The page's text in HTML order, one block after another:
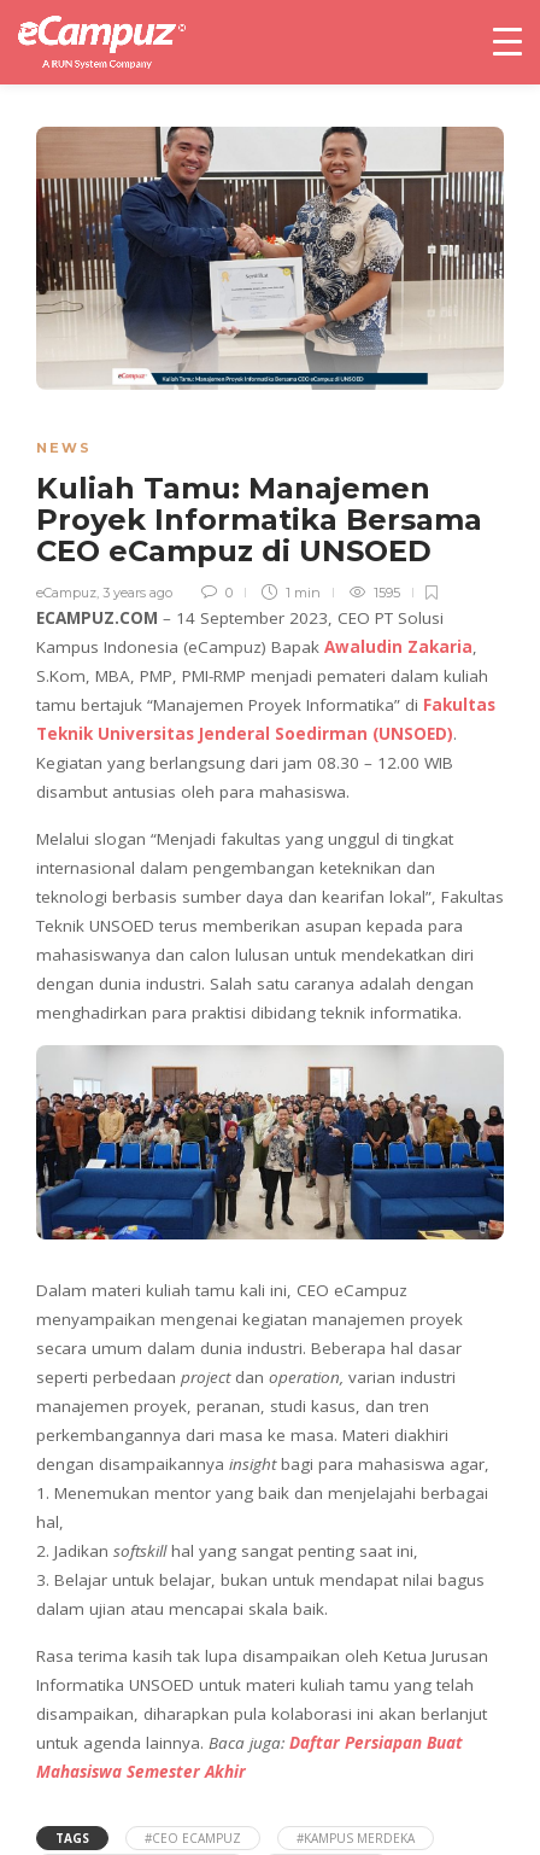
NEWS
Kuliah Tamu: Manajemen
Proyek Informatika Bersama
CEO eCampuz di UNSOED
eCampuz, 3 years ago 0 1 min 1595
ECAMPUZ.COM – 14 September 2023, CEO PT Solusi
Kampus Indonesia (eCampuz) Bapak Awaludin Zakaria,
S.Kom, MBA, PMP, PMI-RMP menjadi pemateri dalam kuliah
tamu bertajuk “Manajemen Proyek Informatika” di Fakultas
Teknik Universitas Jenderal Soedirman (UNSOED).
Kegiatan yang berlangsung dari jam 08.30 – 12.00 WIB
disambut antusias oleh para mahasiswa.
Melalui slogan “Menjadi fakultas yang unggul di tingkat
internasional dalam pengembangan keteknikan dan
teknologi berbasis sumber daya dan kearifan lokal”, Fakultas
Teknik UNSOED terus memberikan asupan kepada para
mahasiswanya dan calon lulusan untuk mendekatkan diri
dengan dunia industri. Salah satu caranya adalah dengan
menghadirkan para praktisi dibidang teknik informatika.
Dalam materi kuliah tamu kali ini, CEO eCampuz
menyampaikan mengenai kegiatan manajemen proyek
secara umum dalam dunia industri. Beberapa hal dasar
seperti perbedaan project dan operation, varian industri
manajemen proyek, peranan, studi kasus, dan tren
perkembangannya dari masa ke masa. Materi diakhiri
dengan disampaikannya insightbagi para mahasiswa agar,
1. Menemukan mentor yang baik dan menjelajahi berbagai
hal,
2. Jadikan softskillhal yang sangat penting saat ini,
3. Belajar untuk belajar, bukan untuk mendapat nilai bagus
dalam ujian atau mencapai skala baik.
Rasa terima kasih tak lupa disampaikan oleh Ketua Jurusan
Informatika UNSOED untuk materi kuliah tamu yang telah
disampaikan, diharapkan pula kolaborasi ini akan berlanjut
untuk agenda lainnya. Baca juga: Daftar Persiapan Buat
Mahasiswa Semester Akhir
TAGS #CEO ECAMPUZ
#KAMPUS MERDEKA